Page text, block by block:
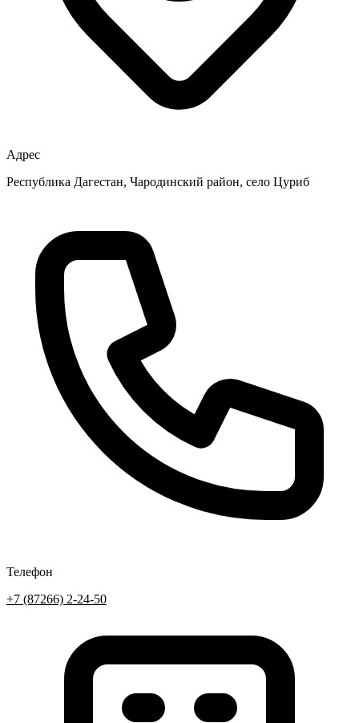
Адрес
Республика Дагестан, Чародинский район, село Цуриб
Телефон
+7 (87266) 2-24-50